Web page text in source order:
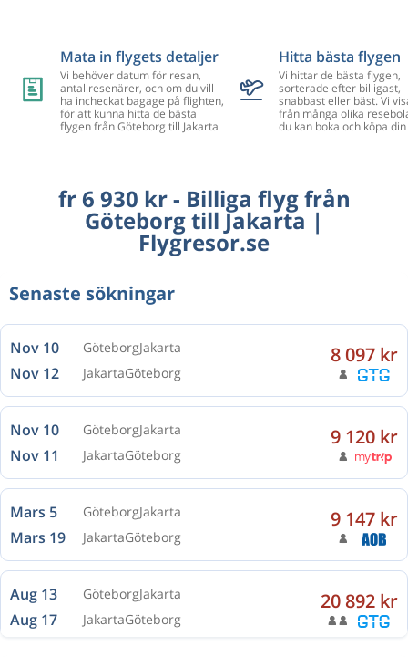
Mata in flygets detaljer
Vi behöver datum för resan,
antal resenärer, och om du vill
ha incheckat bagage på flighten,
för att kunna hitta de bästa
flygen från Göteborg till Jakarta
Hitta bästa flygen
Vi hittar de bästa flygen,
sorterade efter billigast,
snabbast eller bäst. Vi
från många olika
du kan boka och köpa
fr 6 930 kr - Billiga flyg från
Göteborg till Jakarta |
Flygresor.se
Senaste sökningar
Nov 10 GöteborgJakarta
Nov 12 JakartaGöteborg
8 097 kr
Nov 10 GöteborgJakarta
Nov 11 JakartaGöteborg
9 120 kr
Mars 5 GöteborgJakarta
Mars 19 JakartaGöteborg
9 147 kr
Aug 13 GöteborgJakarta
Aug 17 JakartaGöteborg
20 892 kr